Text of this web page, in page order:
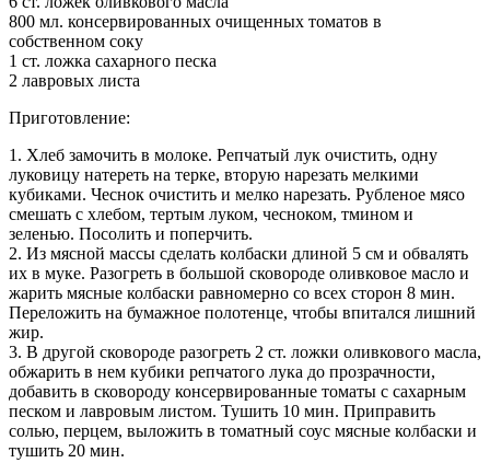
800 мл. консервированных очищенных томатов в
собственном соку
1 ст. ложка сахарного песка
2 лавровых листа
Приготовление:
1. Хлеб замочить в молоке. Репчатый лук очистить, одну
луковицу натереть на терке, вторую нарезать мелкими
кубиками. Чеснок очистить и мелко нарезать. Рубленое мясо
смешать с хлебом, тертым луком, чесноком, тмином и
зеленью. Посолить и поперчить.
2. Из мясной массы сделать колбаски длиной 5 см и обвалять
их в муке. Разогреть в большой сковороде оливковое масло и
жарить мясные колбаски равномерно со всех сторон 8 мин.
Переложить на бумажное полотенце, чтобы впитался лишний
жир.
3. В другой сковороде разогреть 2 ст. ложки оливкового масла,
обжарить в нем кубики репчатого лука до прозрачности,
добавить в сковороду консервированные томаты с сахарным
песком и лавровым листом. Тушить 10 мин. Приправить
солью, перцем, выложить в томатный соус мясные колбаски и
тушить 20 мин.